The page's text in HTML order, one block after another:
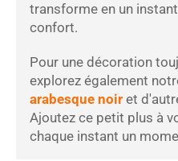
transforme en un
confort.
Pour une décoration
explorez également
arabesque noir et
Ajoutez ce petit plus à
chaque instant un